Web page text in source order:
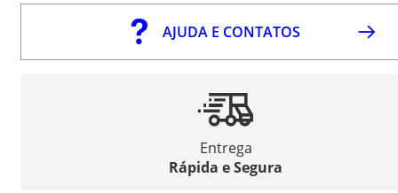
AJUDA E CONTATOS
Entrega
Rápida e Segura